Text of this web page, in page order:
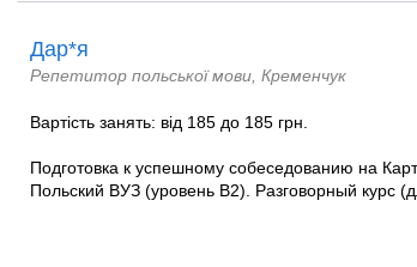
Дар*я
Репетитор польської мови, Кременчук
Вартість занять: від 185 до 185 грн.
Подготовка к успешному собеседованию на
Польский ВУЗ (уровень В2). Разговорный курс